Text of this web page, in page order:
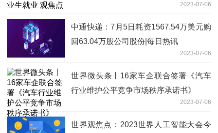
2023-07-06
中通快递：7月5日耗资1567.54万美元购
回63.04万股公司股份|每日热讯
2023-07-06
世界微头条丨16家车企联合签署《汽车
行业维护公平竞争市场秩序承诺书》
2023-07-06
世界观焦点：2023世界人工智能大会今